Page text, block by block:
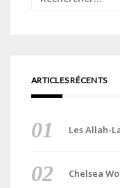
ARTICLES RÉCENTS
Les Allah-
Chelsea